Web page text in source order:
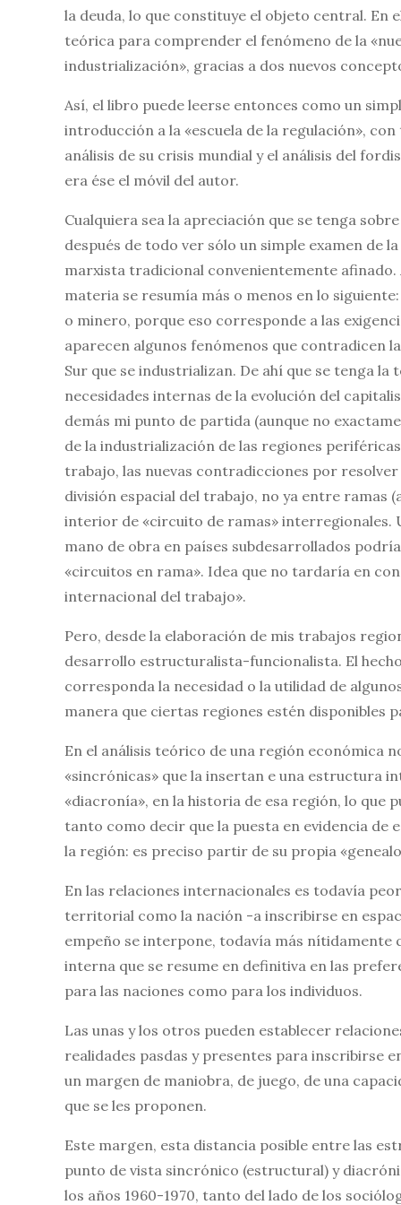
la deuda, lo que constituye el objeto central. En
teórica para comprender el fenómeno de la
industrialización», gracias a dos nuevos
Así, el libro puede leerse entonces como un
introducción a la «escuela de la regulación»,
análisis de su crisis mundial y el análisis del
era ése el móvil del autor.
Cualquiera sea la apreciación que se tenga
después de todo ver sólo un simple examen de
marxista tradicional convenientemente afinado.
materia se resumía más o menos en lo
o minero, porque eso corresponde a las
aparecen algunos fenómenos que contradicen
Sur que se industrializan. De ahí que se tenga
necesidades internas de la evolución del
demás mi punto de partida (aunque no
de la industrialización de las regiones
trabajo, las nuevas contradicciones por
división espacial del trabajo, no ya entre
interior de «circuito de ramas» interregionales.
mano de obra en países subdesarrollados
«circuitos en rama». Idea que no tardaría en
internacional del trabajo».
Pero, desde la elaboración de mis trabajos
desarrollo estructuralista-funcionalista. El
corresponda la necesidad o la utilidad de
manera que ciertas regiones estén disponibles
En el análisis teórico de una región económica
«sincrónicas» que la insertan e una estructura
«diacronía», en la historia de esa región, lo que
tanto como decir que la puesta en evidencia de
la región: es preciso partir de su propia
En las relaciones internacionales es todavía
territorial como la nación -a inscribirse en
empeño se interpone, todavía más nítidamente
interna que se resume en definitiva en las
para las naciones como para los individuos.
Las unas y los otros pueden establecer
realidades pasdas y presentes para inscribirse
un margen de maniobra, de juego, de una
que se les proponen.
Este margen, esta distancia posible entre las
punto de vista sincrónico (estructural) y
los años 1960-1970, tanto del lado de los